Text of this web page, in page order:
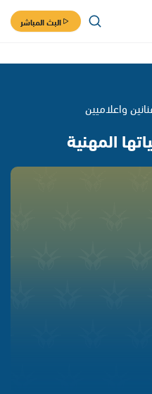
البث المباشر
واعلاميين
المهنية